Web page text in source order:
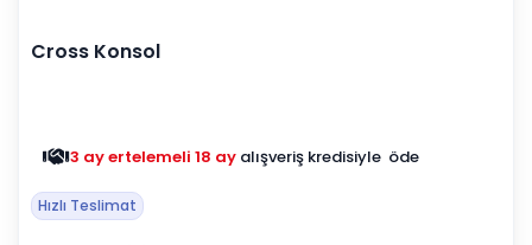
Cross Konsol
3 ay ertelemeli 18 ay alışveriş kredisiyle öde
Hızlı Teslimat